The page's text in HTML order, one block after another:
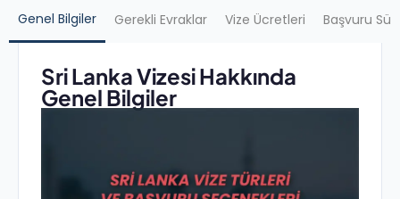
Genel Bilgiler Gerekli Evraklar Vize Ücretleri Başvuru
Sri Lanka Vizesi Hakkında
Genel Bilgiler